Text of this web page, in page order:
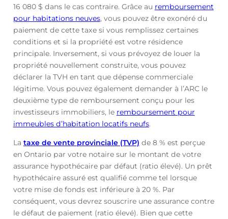
16 080 $ dans le cas contraire. Grâce au remboursement
pour habitations neuves, vous pouvez être exonéré du
paiement de cette taxe si vous remplissez certaines
conditions et si la propriété est votre résidence
principale. Inversement, si vous prévoyez de louer la
propriété nouvellement construite, vous pouvez
déclarer la TVH en tant que dépense commerciale
légitime. Vous pouvez également demander à l’ARC le
deuxième type de remboursement conçu pour les
investisseurs immobiliers, le remboursement pour
immeubles d’habitation locatifs neufs.
La taxe de vente provinciale (TVP) de 8 % est perçue
en Ontario par votre notaire sur le montant de votre
assurance hypothécaire par défaut (ratio élevé). Un prêt
hypothécaire assuré est qualifié comme tel lorsque
votre mise de fonds est inférieure à 20 %. Par
conséquent, vous devrez souscrire une assurance contre
le défaut de paiement (ratio élevé). Bien que cette